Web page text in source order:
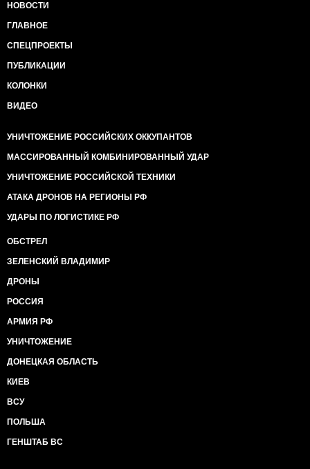
НОВОСТИ
ГЛАВНОЕ
СПЕЦПРОЕКТЫ
ПУБЛИКАЦИИ
КОЛОНКИ
ВИДЕО
УНИЧТОЖЕНИЕ РОССИЙСКИХ ОККУПАНТОВ
МАССИРОВАННЫЙ КОМБИНИРОВАННЫЙ УДАР
УНИЧТОЖЕНИЕ РОССИЙСКОЙ ТЕХНИКИ
АТАКА ДРОНОВ НА РЕГИОНЫ РФ
УДАРЫ ПО ЛОГИСТИКЕ РФ
ОБСТРЕЛ
ЗЕЛЕНСКИЙ ВЛАДИМИР
ДРОНЫ
РОССИЯ
АРМИЯ РФ
УНИЧТОЖЕНИЕ
ДОНЕЦКАЯ ОБЛАСТЬ
КИЕВ
ВСУ
ПОЛЬША
ГЕНШТАБ ВС